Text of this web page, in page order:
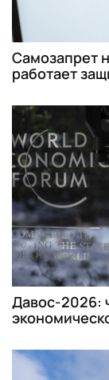
Самозапрет
работает
Давос-2026: